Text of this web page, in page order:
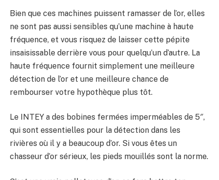
Bien que ces machines puissent ramasser de l’or, elles
ne sont pas aussi sensibles qu’une machine à haute
fréquence, et vous risquez de laisser cette pépite
insaisissable derrière vous pour quelqu’un d’autre. La
haute fréquence fournit simplement une meilleure
détection de l’or et une meilleure chance de
rembourser votre hypothèque plus tôt.
Le INTEY a des bobines fermées imperméables de 5″,
qui sont essentielles pour la détection dans les
rivières où il y a beaucoup d’or. Si vous êtes un
chasseur d’or sérieux, les pieds mouillés sont la norme.